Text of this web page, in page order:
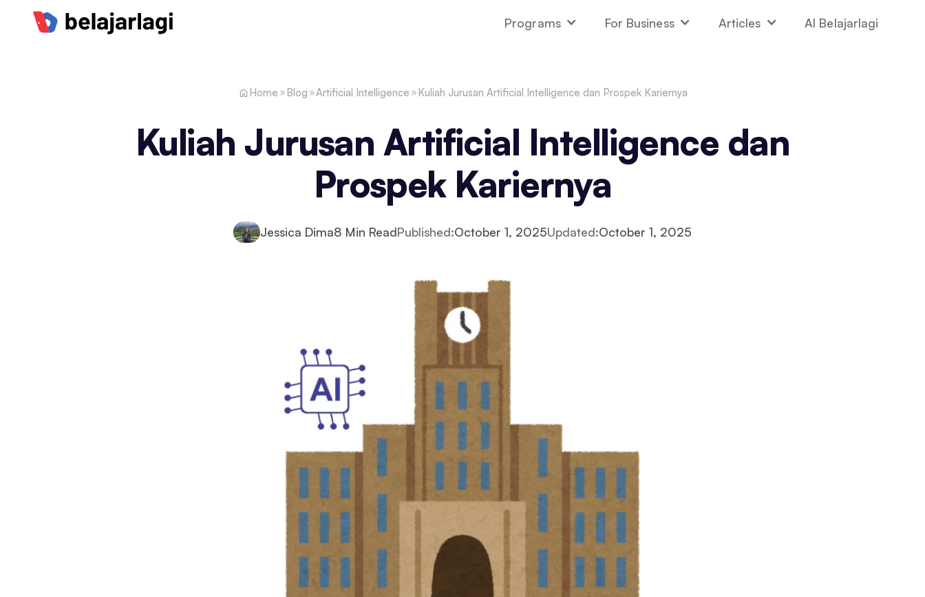
Programs For Business Articles AI Belajarlagi
Home Blog Artificial Intelligence Kuliah Jurusan Artificial Intelligence dan Prospek Kariernya
Kuliah Jurusan Artificial Intelligence dan
Prospek Kariernya
Jessica Dima8 Min ReadPublished:October 1, 2025Updated:October 1, 2025